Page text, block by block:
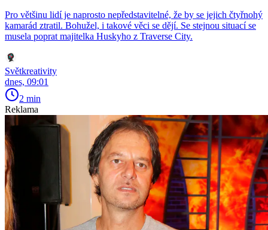
Pro většinu lidí je naprosto nepředstavitelné, že by se jejich čtyřnohý
kamarád ztratil. Bohužel, i takové věci se dějí. Se stejnou situací se
musela poprat majitelka Huskyho z Traverse City.
Světkreativity
dnes, 09:01
2 min
Reklama